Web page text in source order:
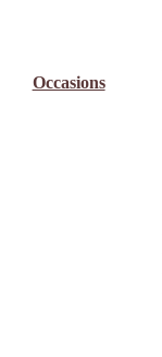
Occasions